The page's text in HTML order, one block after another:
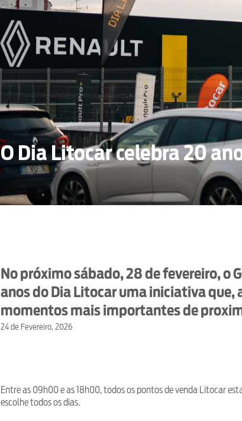
O Dia Litocar celebra 20
No próximo sábado, 28 de fevereiro, o
anos do Dia Litocar uma iniciativa que,
momentos mais importantes de
24 de Fevereiro, 2026
Entre as 09h00 e as 18h00, todos os pontos de venda Litocar
escolhe todos os dias.